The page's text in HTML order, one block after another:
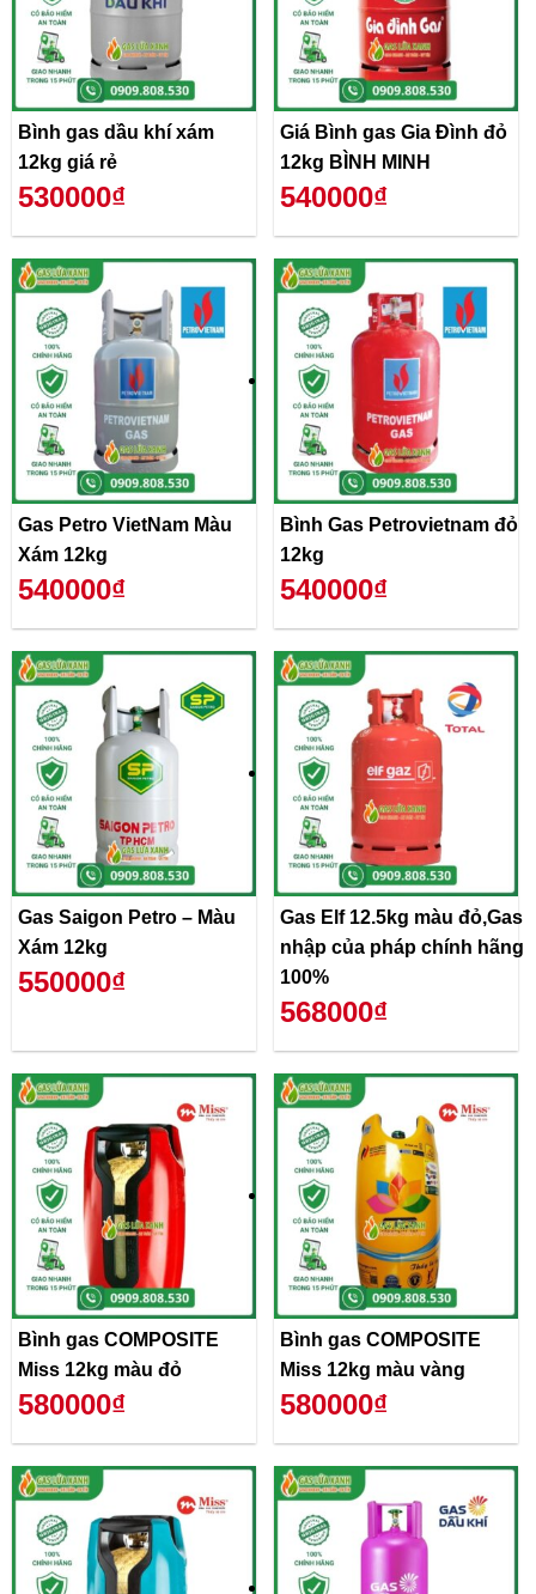
Bình gas dầu khí xám
12kg giá rẻ
530000₫
Giá Bình gas Gia Đình đỏ
12kg BÌNH MINH
540000₫
Gas Petro VietNam Màu
Xám 12kg
540000₫
Bình Gas Petrovietnam đỏ
12kg
540000₫
Gas Saigon Petro – Màu
Xám 12kg
550000₫
Gas Elf 12.5kg màu đỏ,Gas
nhập của pháp chính hãng
100%
568000₫
Bình gas COMPOSITE
Miss 12kg màu đỏ
580000₫
Bình gas COMPOSITE
Miss 12kg màu vàng
580000₫